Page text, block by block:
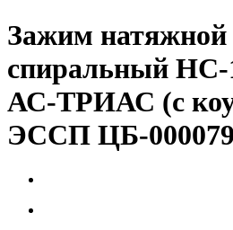
Зажим натяжной
спиральный НС-
АС-ТРИАС (с
ЭССП ЦБ-